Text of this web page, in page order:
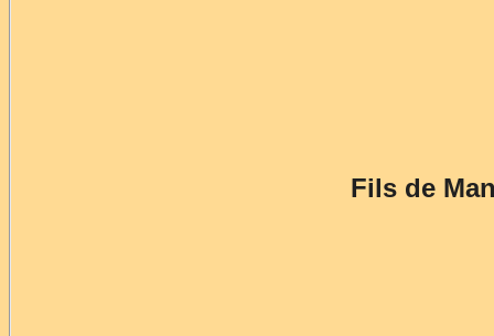
Fils de